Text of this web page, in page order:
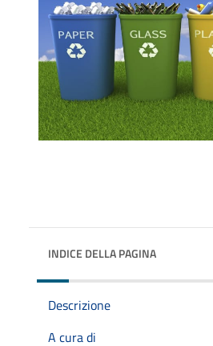
INDICE DELLA PAGINA
Descrizione
A cura di